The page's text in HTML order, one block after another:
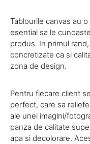
Tablourile canvas au
esential sa le
produs. In primul
concretizate ca si
zona de design.
Pentru fiecare client
perfect, care sa
ale unei imagini/
panza de calitate
apa si decolorare.